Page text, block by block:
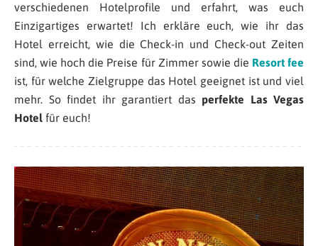
verschiedenen Hotelprofile und erfahrt, was euch
Einzigartiges erwartet! Ich erkläre euch, wie ihr das
Hotel erreicht, wie die Check-in und Check-out Zeiten
sind, wie hoch die Preise für Zimmer sowie die Resort fee
ist, für welche Zielgruppe das Hotel geeignet ist und viel
mehr. So findet ihr garantiert das perfekte Las Vegas
Hotel für euch!